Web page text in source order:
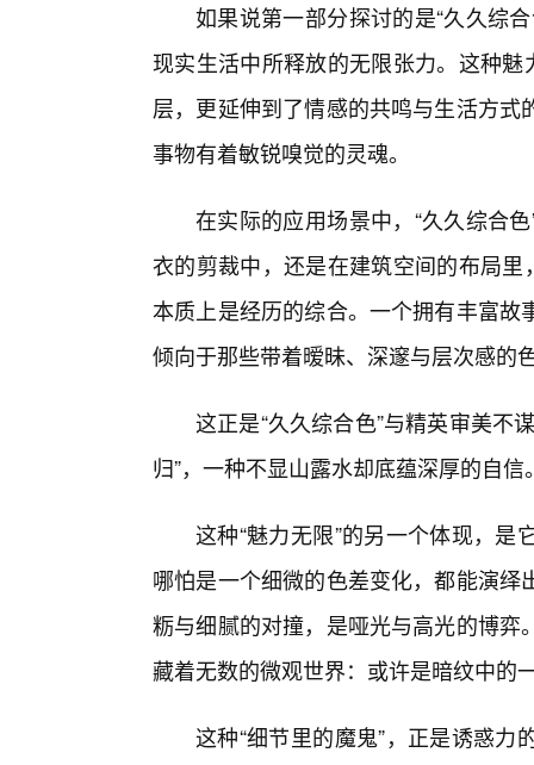
如果说第一部分探讨的是“久久综
现实生活中所释放的无限张力。这种
层，更延伸到了情感的共鸣与生活方
事物有着敏锐嗅觉的灵魂。
在实际的应用场景中，“久久综合
衣的剪裁中，还是在建筑空间的布局
本质上是经历的综合。一个拥有丰富
倾向于那些带着暧昧、深邃与层次感的
这正是“久久综合色”与精英审美
归”，一种不显山露水却底蕴深厚的自信
这种“魅力无限”的另一个体现，
哪怕是一个细微的色差变化，都能演
粝与细腻的对撞，是哑光与高光的博
藏着无数的微观世界：或许是暗纹中的
这种“细节里的魔鬼”，正是诱惑